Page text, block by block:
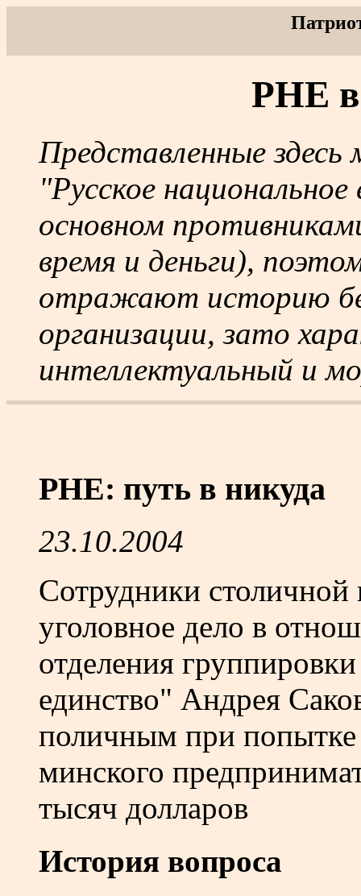
РНЕ в
Представленные
"Русское
основном
время и деньги),
отражают историю
организации, зато
интеллектуальный и
PHE: путь в никуда
23.10.2004
Сотрудники столичной
уголовное дело в
отделения
единство" Андрея
поличным при попытке
минского
тысяч долларов
История вопроса